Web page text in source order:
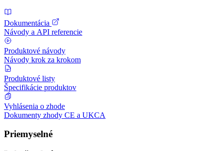
Dokumentácia
Návody a API referencie
Produktové návody
Návody krok za krokom
Produktové listy
Špecifikácie produktov
Vyhlásenia o zhode
Dokumenty zhody CE a UKCA
Priemyselné